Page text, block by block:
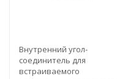
Внутренний угол-
соединитель для
встраиваемого